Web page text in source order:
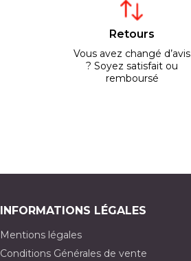
Retours
Vous avez changé d’avis
? Soyez satisfait ou
remboursé
INFORMATIONS LÉGALES
Mentions légales
Conditions Générales de vente